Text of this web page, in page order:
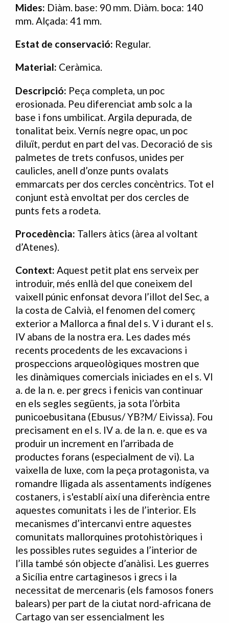
Mides: Diàm. base: 90 mm. Diàm. boca: 140
mm. Alçada: 41 mm.
Estat de conservació: Regular.
Material: Ceràmica.
Descripció: Peça completa, un poc
erosionada. Peu diferenciat amb solc a la
base i fons umbilicat. Argila depurada, de
tonalitat beix. Vernís negre opac, un poc
diluït, perdut en part del vas. Decoració de sis
palmetes de trets confusos, unides per
caulicles, anell d’onze punts ovalats
emmarcats per dos cercles concèntrics. Tot el
conjunt està envoltat per dos cercles de
punts fets a rodeta.
Procedència: Tallers àtics (àrea al voltant
d’Atenes).
Context: Aquest petit plat ens serveix per
introduir, més enllà del que coneixem del
vaixell púnic enfonsat devora l’illot del Sec, a
la costa de Calvià, el fenomen del comerç
exterior a Mallorca a final del s. V i durant el s.
IV abans de la nostra era. Les dades més
recents procedents de les excavacions i
prospeccions arqueològiques mostren que
les dinàmiques comercials iniciades en el s. VI
a. de la n. e. per grecs i fenicis van continuar
en els segles següents, ja sota l’òrbita
punicoebusitana (Ebusus/ YB?M/ Eivissa). Fou
precisament en el s. IV a. de la n. e. que es va
produir un increment en l’arribada de
productes forans (especialment de vi). La
vaixella de luxe, com la peça protagonista, va
romandre lligada als assentaments indígenes
costaners, i s'establí així una diferència entre
aquestes comunitats i les de l’interior. Els
mecanismes d’intercanvi entre aquestes
comunitats mallorquines protohistòriques i
les possibles rutes seguides a l’interior de
l’illa també són objecte d’anàlisi. Les guerres
a Sicília entre cartaginesos i grecs i la
necessitat de mercenaris (els famosos foners
balears) per part de la ciutat nord-africana de
Cartago van ser essencialment les